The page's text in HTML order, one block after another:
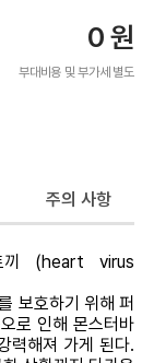
0 원
부대비용 및 부가세 별도
주의 사항
끼 (heart virus
보호하기 위해 퍼
로 인해 몬스터바
력해져 가게 된다.